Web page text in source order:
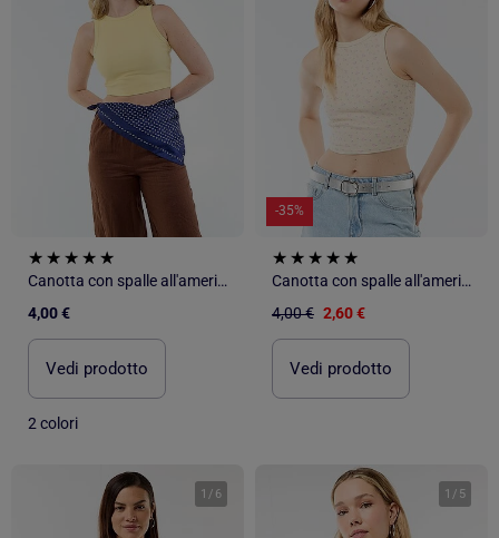
Canotta con spalle all'americana
4,00 €
Vedi prodotto
2 colori
-35%
Canotta con spalle all'americana
4,00 € 2,60 €
Vedi prodotto
1 / 6 1 / 5